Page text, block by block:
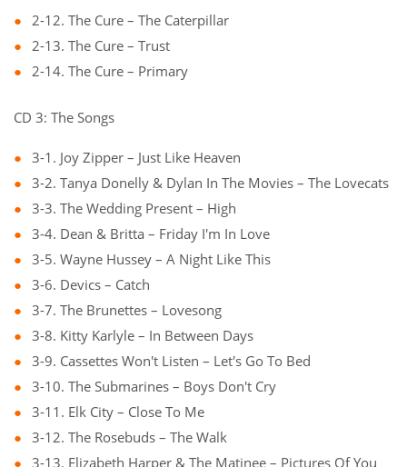
2-12. The Cure – The Caterpillar
2-13. The Cure – Trust
2-14. The Cure – Primary
CD 3: The Songs
3-1. Joy Zipper – Just Like Heaven
3-2. Tanya Donelly & Dylan In The Movies – The Lovecats
3-3. The Wedding Present – High
3-4. Dean & Britta – Friday I'm In Love
3-5. Wayne Hussey – A Night Like This
3-6. Devics – Catch
3-7. The Brunettes – Lovesong
3-8. Kitty Karlyle – In Between Days
3-9. Cassettes Won't Listen – Let's Go To Bed
3-10. The Submarines – Boys Don't Cry
3-11. Elk City – Close To Me
3-12. The Rosebuds – The Walk
3-13. Elizabeth Harper & The Matinee – Pictures Of You